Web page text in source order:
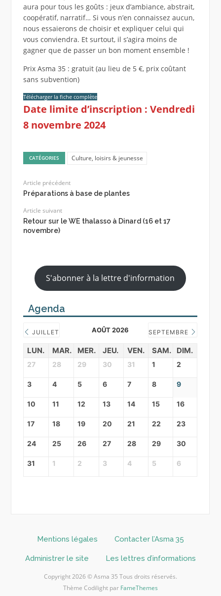
aura pour tous les goûts : jeux d’ambiance, abstrait,
coopératif, narratif… Si vous n’en connaissez aucun,
nous essaierons de choisir et expliquer celui qui
vous conviendra. Et surtout, il s’agira moins de
gagner que de passer un bon moment ensemble !
Prix Asma 35 : gratuit (au lieu de 5 €, prix coûtant
sans subvention)
Télécharger la fiche complète
Date limite d’inscription : Vendredi
8 novembre 2024
CATÉGORIES Culture, loisirs & jeunesse
Article précédent
Préparations à base de plantes
Article suivant
Retour sur le WE thalasso à Dinard (16 et 17
novembre)
S'abonner à la lettre d'information
Agenda
JUILLET AOÛT 2026 SEPTEMBRE
LUN. MAR. MER. JEU. VEN. SAM. DIM.
27 28 29 30 31 1 2
3 4 5 6 7 8 9
10 11 12 13 14 15 16
17 18 19 20 21 22 23
24 25 26 27 28 29 30
31 1 2 3 4 5 6
Mentions légales Contacter l’Asma 35
Administrer le site Les lettres d’informations
Copyright 2026 © Asma 35 Tous droits réservés.
Thème Codilight par FameThemes